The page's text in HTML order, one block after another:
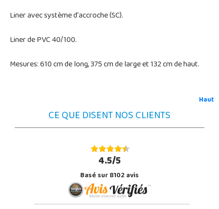
Liner avec système d'accroche (SC).
Liner de PVC 40/100.
Mesures: 610 cm de long, 375 cm de large et 132 cm de haut.
Haut
CE QUE DISENT NOS CLIENTS
4.5/5
Basé sur 8102 avis